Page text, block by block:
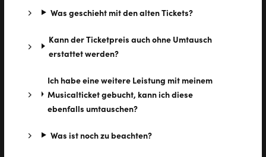
Was geschieht mit den alten Tickets?
Kann der Ticketpreis auch ohne Umtausch
erstattet werden?
Ich habe eine weitere Leistung mit meinem
Musicalticket gebucht, kann ich diese
ebenfalls umtauschen?
Was ist noch zu beachten?